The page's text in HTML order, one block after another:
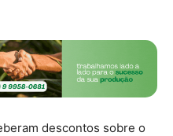
descontos sobre o